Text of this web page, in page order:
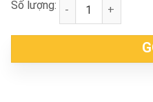
Số lượng: Áo khoác làm mát